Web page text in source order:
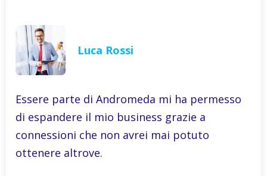
Luca Rossi
Essere parte di Andromeda mi ha permesso
di espandere il mio business grazie a
connessioni che non avrei mai potuto
ottenere altrove.